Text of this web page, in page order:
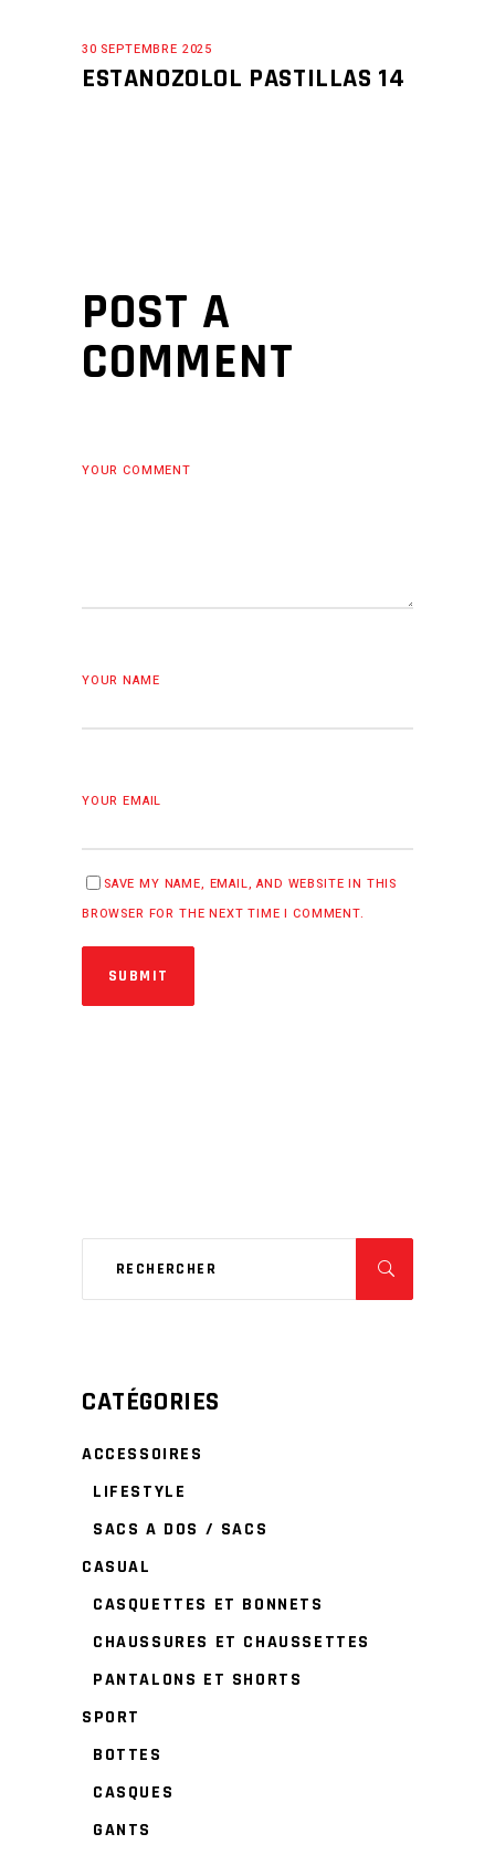
30 SEPTEMBRE 2025
ESTANOZOLOL PASTILLAS 14
POST A
COMMENT
YOUR COMMENT
YOUR NAME
YOUR EMAIL
SAVE MY NAME, EMAIL, AND WEBSITE IN THIS
BROWSER FOR THE NEXT TIME I COMMENT.
SUBMIT
CATÉGORIES
ACCESSOIRES
LIFESTYLE
SACS A DOS / SACS
CASUAL
CASQUETTES ET BONNETS
CHAUSSURES ET CHAUSSETTES
PANTALONS ET SHORTS
SPORT
BOTTES
CASQUES
GANTS